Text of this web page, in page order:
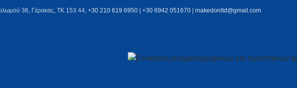
36, Γέρακας, ΤΚ 153 44, +30 210 619 6950 | +30 6942 051670 makedonltd@gmail.com